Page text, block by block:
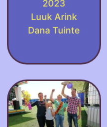
2023
Luuk Arink
Dana Tuinte